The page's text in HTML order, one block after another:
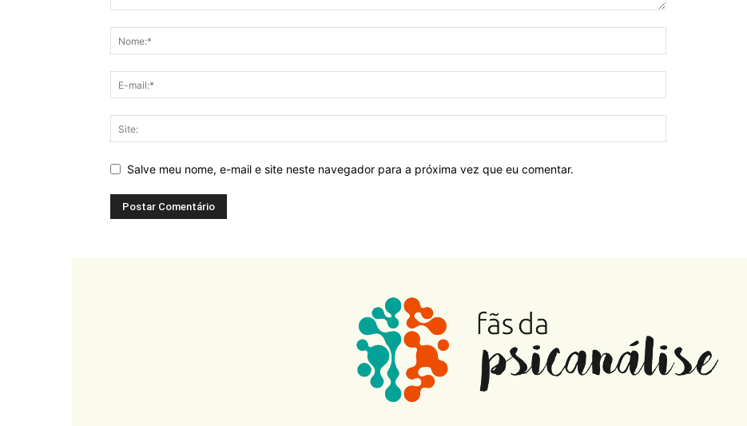
Salve meu nome, e-mail e site neste navegador para a próxima vez que eu comentar.